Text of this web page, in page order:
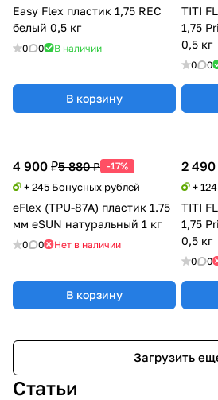
Easy Flex пластик 1,75 REC
белый 0,5 кг
0 0 В наличии
В корзину
TITI
1,75
0,5 кг
0 0
4 900 ₽5 880 ₽ -17%
+ 245 Бонусных рублей
eFlex (TPU-87A) пластик 1.75
мм eSUN натуральный 1 кг
0 0 Нет в наличии
В корзину
2 490
+
TITI
1,75
0,5 кг
0 0
Загрузить
Статьи